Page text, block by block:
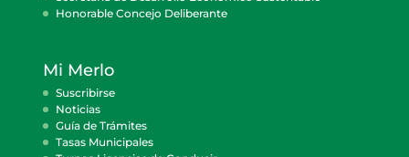
Honorable Concejo Deliberante
Mi Merlo
Suscribirse
Noticias
Guía de Trámites
Tasas Municipales